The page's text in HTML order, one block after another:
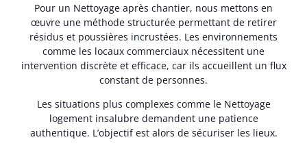
Pour un Nettoyage après chantier, nous mettons en
œuvre une méthode structurée permettant de retirer
résidus et poussières incrustées. Les environnements
comme les locaux commerciaux nécessitent une
intervention discrète et efficace, car ils accueillent un flux
constant de personnes.
Les situations plus complexes comme le Nettoyage
logement insalubre demandent une patience
authentique. L’objectif est alors de sécuriser les lieux.